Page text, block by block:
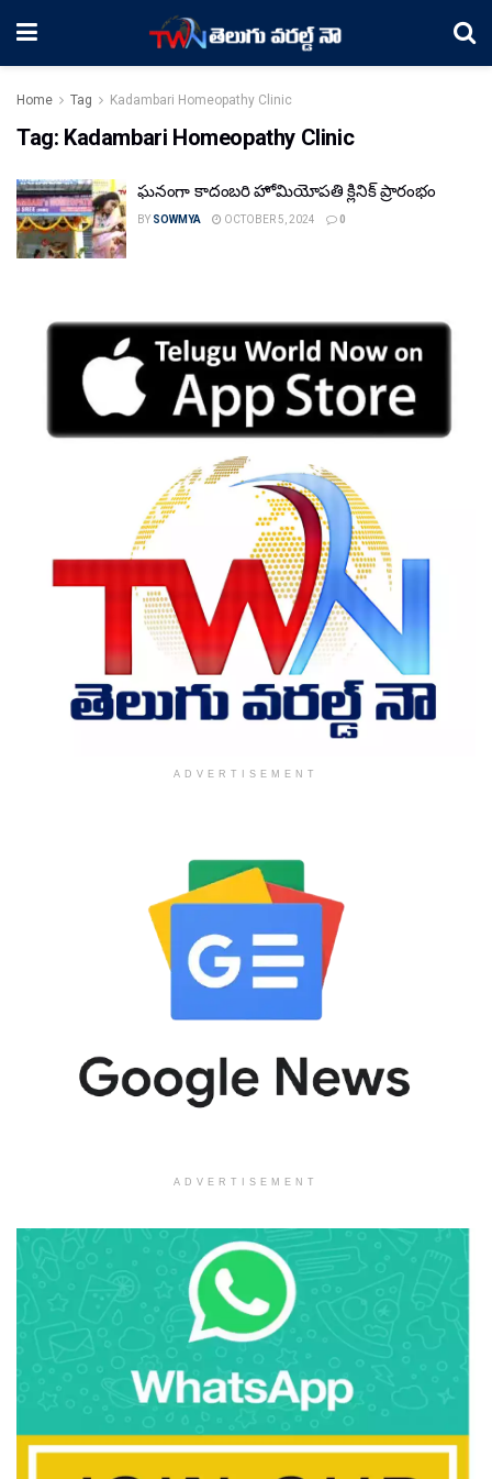
Home Tag Kadambari Homeopathy Clinic
Tag: Kadambari Homeopathy Clinic
ఘ‌నంగా కాదంబ‌రి హోమియోపతి క్లినిక్ ప్రారంభం
BY SOWMYA OCTOBER 5, 2024 0
ADVERTISEMENT
ADVERTISEMENT